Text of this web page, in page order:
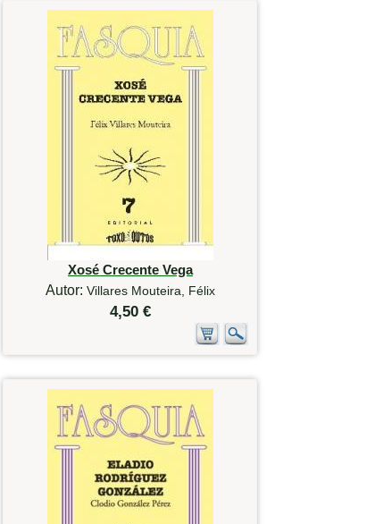
Xosé Crecente Vega
Autor: Villares Mouteira, Félix
4,50 €